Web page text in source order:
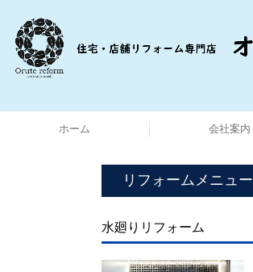
ホーム 会社案内
リフォームメニュー
水廻りリフォーム